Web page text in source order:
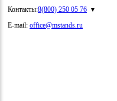
Контакты:8(800) 250 05 76
E-mail: office@mstands.ru